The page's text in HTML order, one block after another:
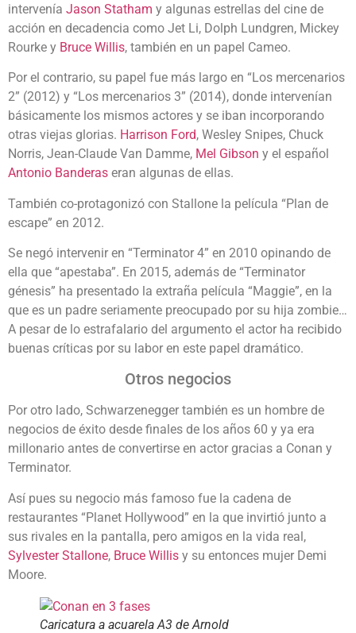
intervenía Jason Statham y algunas estrellas del cine de
acción en decadencia como Jet Li, Dolph Lundgren, Mickey
Rourke y Bruce Willis, también en un papel Cameo.
Por el contrario, su papel fue más largo en “Los mercenarios
2” (2012) y “Los mercenarios 3” (2014), donde intervenían
básicamente los mismos actores y se iban incorporando
otras viejas glorias. Harrison Ford, Wesley Snipes, Chuck
Norris, Jean-Claude Van Damme, Mel Gibson y el español
Antonio Banderas eran algunas de ellas.
También co-protagonizó con Stallone la película “Plan de
escape” en 2012.
Se negó intervenir en “Terminator 4” en 2010 opinando de
ella que “apestaba”. En 2015, además de “Terminator
génesis” ha presentado la extraña película “Maggie”, en la
que es un padre seriamente preocupado por su hija zombie…
A pesar de lo estrafalario del argumento el actor ha recibido
buenas críticas por su labor en este papel dramático.
Otros negocios
Por otro lado, Schwarzenegger también es un hombre de
negocios de éxito desde finales de los años 60 y ya era
millonario antes de convertirse en actor gracias a Conan y
Terminator.
Así pues su negocio más famoso fue la cadena de
restaurantes “Planet Hollywood” en la que invirtió junto a
sus rivales en la pantalla, pero amigos en la vida real,
Sylvester Stallone, Bruce Willis y su entonces mujer Demi
Moore.
Caricatura a acuarela A3 de Arnold